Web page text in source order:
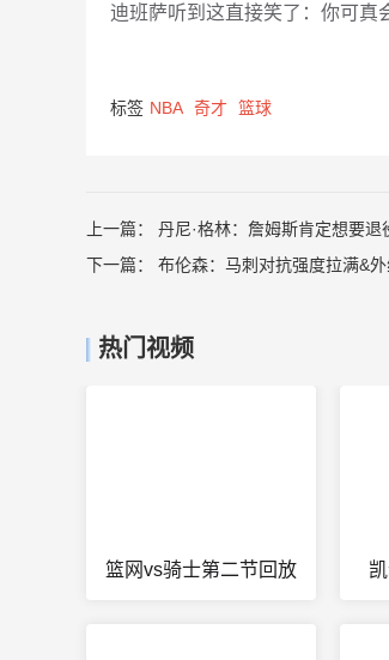
迪班萨听到这直接笑了：你可真
标签 NBA 奇才 篮球
上一篇： 丹尼·格林：詹姆斯肯定想要
下一篇： 布伦森：马刺对抗强度拉满&
热门视频
篮网vs骑士第二节回放